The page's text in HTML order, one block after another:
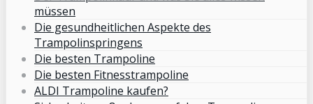
müssen
Die gesundheitlichen Aspekte des
Trampolinspringens
Die besten Trampoline
Die besten Fitnesstrampoline
ALDI Trampoline kaufen?